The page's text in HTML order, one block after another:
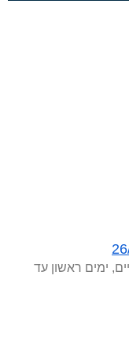
ימים ראשון עד